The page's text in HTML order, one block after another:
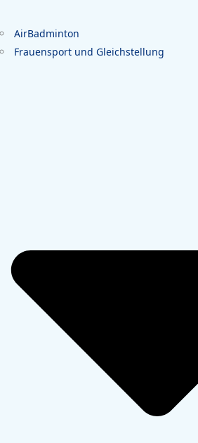
AirBadminton
Frauensport und Gleichstellung